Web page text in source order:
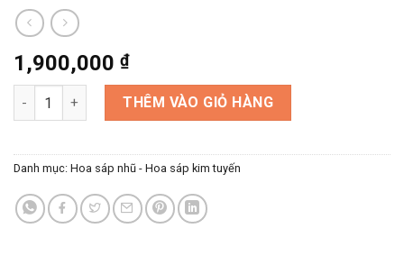
1,900,000 ₫
Bó hoa 140 bông sáp nhũ xếp chữ YÊU EM số lượng
THÊM VÀO GIỎ HÀNG
Danh mục: Hoa sáp nhũ - Hoa sáp kim tuyến